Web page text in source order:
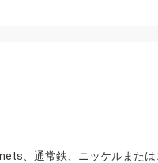
、通常鉄、ニッケルまたは